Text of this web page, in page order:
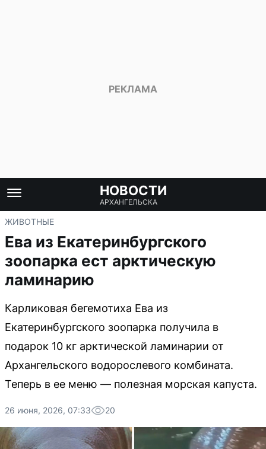
НОВОСТИ
АРХАНГЕЛЬСКА
ЖИВОТНЫЕ
Ева из Екатеринбургского
зоопарка ест арктическую
ламинарию
Карликовая бегемотиха Ева из
Екатеринбургского зоопарка получила в
подарок 10 кг арктической ламинарии от
Архангельского водорослевого комбината.
Теперь в ее меню — полезная морская капуста.
26 июня, 2026, 07:33 20